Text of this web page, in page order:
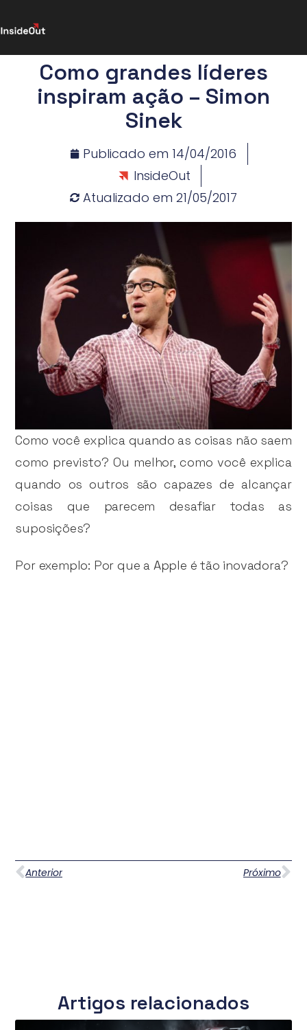
Como grandes líderes
inspiram ação – Simon
Sinek
Publicado em 14/04/2016
InsideOut
Atualizado em 21/05/2017
Como você explica quando as coisas não saem
como previsto? Ou melhor, como você explica
quando os outros são capazes de alcançar
coisas que parecem desafiar todas as
suposições?
Por exemplo: Por que a Apple é tão inovadora?
Anterior Próximo
Artigos relacionados